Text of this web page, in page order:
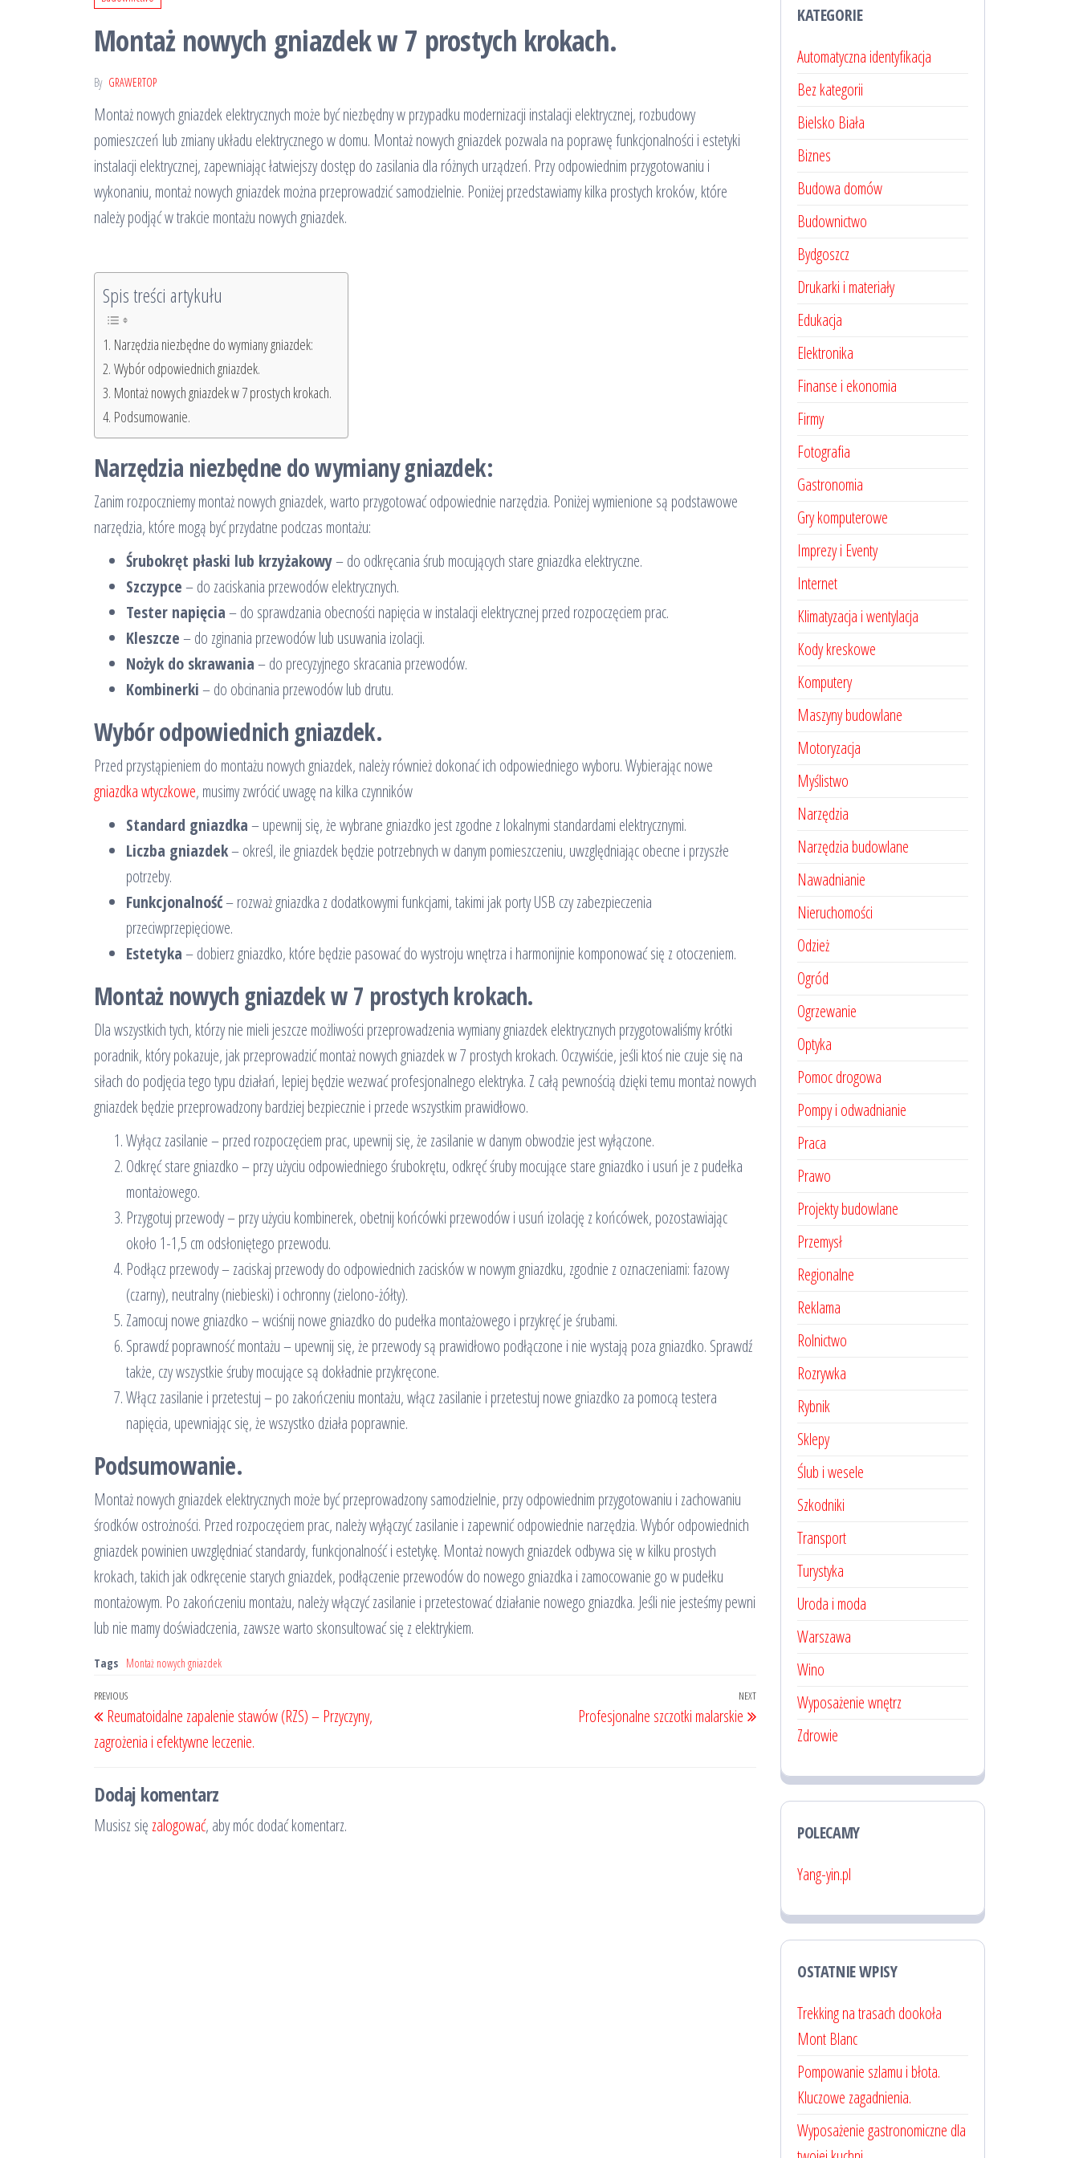
Montaż nowych gniazdek w 7 prostych krokach.
By GRAWERTOP
Montaż nowych gniazdek elektrycznych może być niezbędny w przypadku modernizacji instalacji elektrycznej, rozbudowy
pomieszczeń lub zmiany układu elektrycznego w domu. Montaż nowych gniazdek pozwala na poprawę funkcjonalności i estetyki
instalacji elektrycznej, zapewniając łatwiejszy dostęp do zasilania dla różnych urządzeń. Przy odpowiednim przygotowaniu i
wykonaniu, montaż nowych gniazdek można przeprowadzić samodzielnie. Poniżej przedstawiamy kilka prostych kroków, które
należy podjąć w trakcie montażu nowych gniazdek.
Spis treści artykułu
Narzędzia niezbędne do wymiany gniazdek:
Wybór odpowiednich gniazdek.
Montaż nowych gniazdek w 7 prostych krokach.
Podsumowanie.
Narzędzia niezbędne do wymiany gniazdek:
Zanim rozpoczniemy montaż nowych gniazdek, warto przygotować odpowiednie narzędzia. Poniżej wymienione są podstawowe
narzędzia, które mogą być przydatne podczas montażu:
Śrubokręt płaski lub krzyżakowy– do odkręcania śrub mocujących stare gniazdka elektryczne.
Szczypce– do zaciskania przewodów elektrycznych.
Tester napięcia– do sprawdzania obecności napięcia w instalacji elektrycznej przed rozpoczęciem prac.
Kleszcze– do zginania przewodów lub usuwania izolacji.
Nożyk do skrawania– do precyzyjnego skracania przewodów.
Kombinerki– do obcinania przewodów lub drutu.
Wybór odpowiednich gniazdek.
Przed przystąpieniem do montażu nowych gniazdek, należy również dokonać ich odpowiedniego wyboru. Wybierając nowe
gniazdka wtyczkowe, musimy zwrócić uwagę na kilka czynników
Standard gniazdka– upewnij się, że wybrane gniazdko jest zgodne z lokalnymi standardami elektrycznymi.
Liczba gniazdek– określ, ile gniazdek będzie potrzebnych w danym pomieszczeniu, uwzględniając obecne i przyszłe
potrzeby.
Funkcjonalność– rozważ gniazdka z dodatkowymi funkcjami, takimi jak porty USB czy zabezpieczenia
przeciwprzepięciowe.
Estetyka– dobierz gniazdko, które będzie pasować do wystroju wnętrza i harmonijnie komponować się z otoczeniem.
Montaż nowych gniazdek w 7 prostych krokach.
Dla wszystkich tych, którzy nie mieli jeszcze możliwości przeprowadzenia wymiany gniazdek elektrycznych przygotowaliśmy krótki
poradnik, który pokazuje, jak przeprowadzić montaż nowych gniazdek w 7 prostych krokach. Oczywiście, jeśli ktoś nie czuje się na
siłach do podjęcia tego typu działań, lepiej będzie wezwać profesjonalnego elektryka. Z całą pewnością dzięki temu montaż nowych
gniazdek będzie przeprowadzony bardziej bezpiecznie i przede wszystkim prawidłowo.
Wyłącz zasilanie – przed rozpoczęciem prac, upewnij się, że zasilanie w danym obwodzie jest wyłączone.
Odkręć stare gniazdko – przy użyciu odpowiedniego śrubokrętu, odkręć śruby mocujące stare gniazdko i usuń je z pudełka
montażowego.
Przygotuj przewody – przy użyciu kombinerek, obetnij końcówki przewodów i usuń izolację z końcówek, pozostawiając
około 1-1,5 cm odsłoniętego przewodu.
Podłącz przewody – zaciskaj przewody do odpowiednich zacisków w nowym gniazdku, zgodnie z oznaczeniami: fazowy
(czarny), neutralny (niebieski) i ochronny (zielono-żółty).
Zamocuj nowe gniazdko – wciśnij nowe gniazdko do pudełka montażowego i przykręć je śrubami.
Sprawdź poprawność montażu – upewnij się, że przewody są prawidłowo podłączone i nie wystają poza gniazdko. Sprawdź
także, czy wszystkie śruby mocujące są dokładnie przykręcone.
Włącz zasilanie i przetestuj – po zakończeniu montażu, włącz zasilanie i przetestuj nowe gniazdko za pomocą testera
napięcia, upewniając się, że wszystko działa poprawnie.
Podsumowanie.
Montaż nowych gniazdek elektrycznych może być przeprowadzony samodzielnie, przy odpowiednim przygotowaniu i zachowaniu
środków ostrożności. Przed rozpoczęciem prac, należy wyłączyć zasilanie i zapewnić odpowiednie narzędzia. Wybór odpowiednich
gniazdek powinien uwzględniać standardy, funkcjonalność i estetykę. Montaż nowych gniazdek odbywa się w kilku prostych
krokach, takich jak odkręcenie starych gniazdek, podłączenie przewodów do nowego gniazdka i zamocowanie go w pudełku
montażowym. Po zakończeniu montażu, należy włączyć zasilanie i przetestować działanie nowego gniazdka. Jeśli nie jesteśmy pewni
lub nie mamy doświadczenia, zawsze warto skonsultować się z elektrykiem.
Tags Montaż nowych gniazdek
Nawigacja
wpisu
Previous
Post
PREVIOUS
Reumatoidalne zapalenie stawów (RZS) – Przyczyny,
zagrożenia i efektywne leczenie.
Next
Post
NEXT
Profesjonalne szczotki malarskie
Dodaj komentarz
Musisz się zalogować, aby móc dodać komentarz.
KATEGORIE
Automatyczna identyfikacja
Bez kategorii
Bielsko Biała
Biznes
Budowa domów
Budownictwo
Bydgoszcz
Drukarki i materiały
Edukacja
Elektronika
Finanse i ekonomia
Firmy
Fotografia
Gastronomia
Gry komputerowe
Imprezy i Eventy
Internet
Klimatyzacja i wentylacja
Kody kreskowe
Komputery
Maszyny budowlane
Motoryzacja
Myślistwo
Narzędzia
Narzędzia budowlane
Nawadnianie
Nieruchomości
Odzież
Ogród
Ogrzewanie
Optyka
Pomoc drogowa
Pompy i odwadnianie
Praca
Prawo
Projekty budowlane
Przemysł
Regionalne
Reklama
Rolnictwo
Rozrywka
Rybnik
Sklepy
Ślub i wesele
Szkodniki
Transport
Turystyka
Uroda i moda
Warszawa
Wino
Wyposażenie wnętrz
Zdrowie
POLECAMY
Yang-yin.pl
OSTATNIE WPISY
Trekking na trasach dookoła
Mont Blanc
Pompowanie szlamu i błota.
Kluczowe zagadnienia.
Wyposażenie gastronomiczne dla